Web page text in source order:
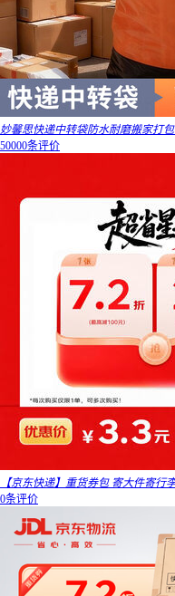
妙馨思快递中转袋防水耐磨搬家打
50000条评价
【京东快递】重货券包 寄大件寄行
0条评价